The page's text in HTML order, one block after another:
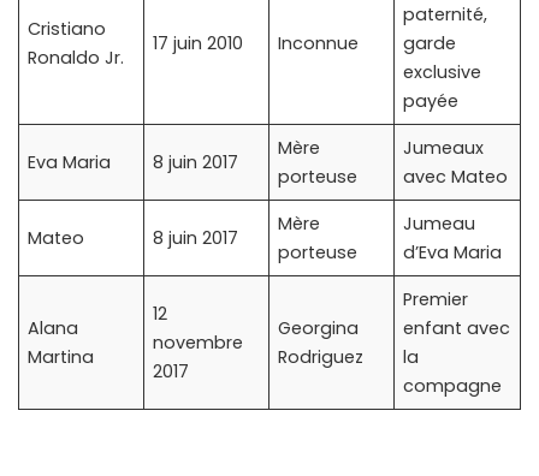
Cristiano
Ronaldo Jr.
17 juin 2010 Inconnue
paternité,
garde
exclusive
payée
Eva Maria 8 juin 2017
Mère
porteuse
Jumeaux
avec Mateo
Mateo 8 juin 2017
Mère
porteuse
Jumeau
d’Eva Maria
Alana
Martina
12
novembre
2017
Georgina
Rodriguez
Premier
enfant avec
la
compagne